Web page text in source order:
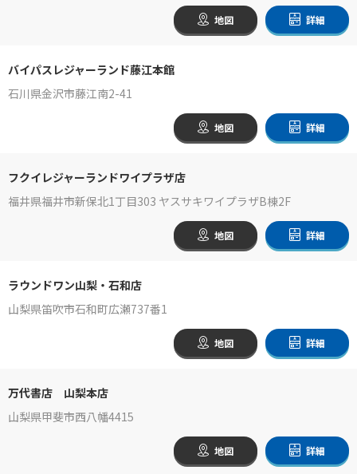
地図 詳細
バイパスレジャーランド藤江本館
石川県金沢市藤江南2-41
地図 詳細
フクイレジャーランドワイプラザ店
福井県福井市新保北1丁目303 ヤスサキワイプラザB棟2F
地図 詳細
ラウンドワン山梨・石和店
山梨県笛吹市石和町広瀬737番1
地図 詳細
万代書店 山梨本店
山梨県甲斐市西八幡4415
地図 詳細